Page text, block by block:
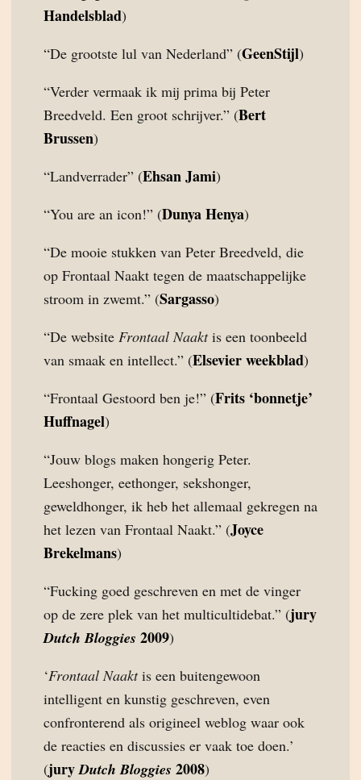
Handelsblad)
“De grootste lul van Nederland” (GeenStijl)
“Verder vermaak ik mij prima bij Peter
Breedveld. Een groot schrijver.” (Bert
Brussen)
“Landverrader” (Ehsan Jami)
“You are an icon!” (Dunya Henya)
“De mooie stukken van Peter Breedveld, die
op Frontaal Naakt tegen de maatschappelijke
stroom in zwemt.” (Sargasso)
“De website Frontaal Naaktis een toonbeeld
van smaak en intellect.” (Elsevier weekblad)
“Frontaal Gestoord ben je!” (Frits ‘bonnetje’
Huffnagel)
“Jouw blogs maken hongerig Peter.
Leeshonger, eethonger, sekshonger,
geweldhonger, ik heb het allemaal gekregen na
het lezen van Frontaal Naakt.” (Joyce
Brekelmans)
“Fucking goed geschreven en met de vinger
op de zere plek van het multicultidebat.” (jury
Dutch Bloggies 2009)
‘Frontaal Naaktis een buitengewoon
intelligent en kunstig geschreven, even
confronterend als origineel weblog waar ook
de reacties en discussies er vaak toe doen.’
(juryDutch Bloggies 2008)